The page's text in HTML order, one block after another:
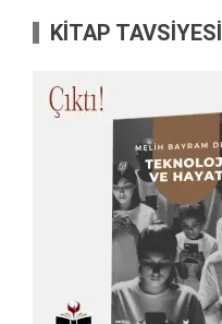
KİTAP TAVSİYESİ